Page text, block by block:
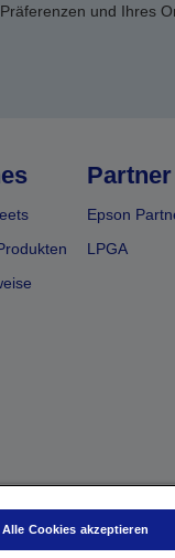
und Ihres
Partner
Epson
LPGA
Alle Cookies akzeptieren